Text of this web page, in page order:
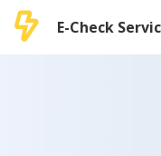
E-Check